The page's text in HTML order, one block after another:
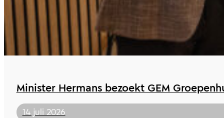
Minister Hermans bezoekt GEM
14 juli 2026